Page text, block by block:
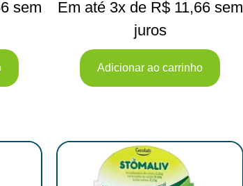
sem
Em até 3x de R$11,66 sem
juros
Adicionar ao carrinho